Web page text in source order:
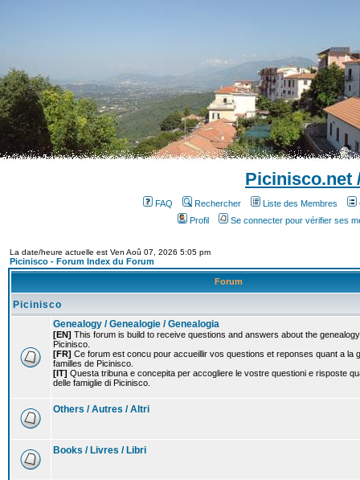
Picinisco.net
FAQ Rechercher Liste des Membres
Profil
Se connecter pour vérifier ses
La date/heure actuelle est Ven Aoû 07, 2026 5:05 pm
Picinisco - Forum Index du Forum
Forum
Picinisco
Genealogy / Genealogie / Genealogia
[EN] This forum is build to receive questions and answers about the
Picinisco.
[FR] Ce forum est concu pour accueillir vos questions et reponses quant a la
familles de Picinisco.
[IT] Questa tribuna e concepita per accogliere le vostre questioni e risposte
delle famiglie di Picinisco.
Others / Autres / Altri
Books / Livres / Libri